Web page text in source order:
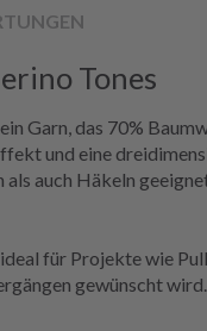
Tones
Garn, das 70%
und eine
auch Häkeln
für Projekte wie
gewünscht wird.